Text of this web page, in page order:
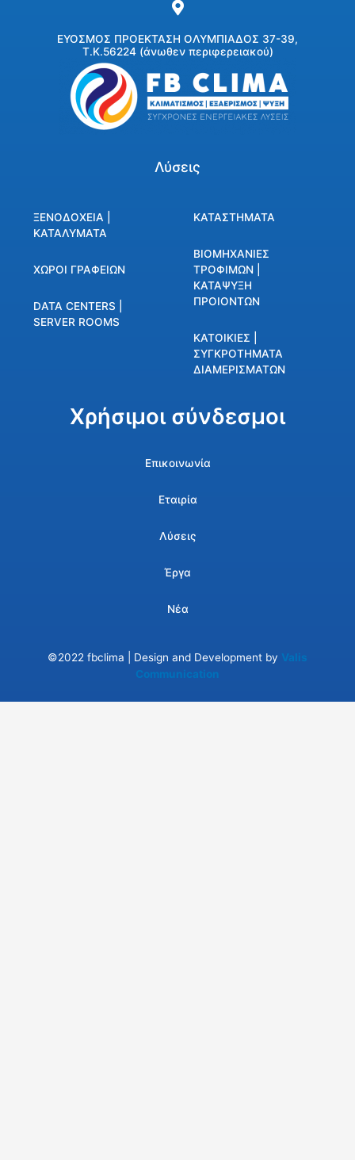
ΕΥΟΣΜΟΣ ΠΡΟΕΚΤΑΣΗ ΟΛΥΜΠΙΑΔΟΣ 37-39,
Τ.Κ.56224 (άνωθεν περιφερειακού)
Λύσεις
ΞΕΝΟΔΟΧΕΙΑ |
ΚΑΤΑΛΥΜΑΤΑ
ΧΩΡΟΙ ΓΡΑΦΕΙΩΝ
DATA CENTERS |
SERVER ROOMS
ΚΑΤΑΣΤΗΜΑΤΑ
ΒΙΟΜΗΧΑΝΙΕΣ
ΤΡΟΦΙΜΩΝ |
ΚΑΤΑΨΥΞΗ
ΠΡΟΙΟΝΤΩΝ
ΚΑΤΟΙΚΙΕΣ |
ΣΥΓΚΡΟΤΗΜΑΤΑ
ΔΙΑΜΕΡΙΣΜΑΤΩΝ
Χρήσιμοι σύνδεσμοι
Επικοινωνία
Εταιρία
Λύσεις
Έργα
Νέα
©2022 fbclima | Design and Development by Valis
Communication